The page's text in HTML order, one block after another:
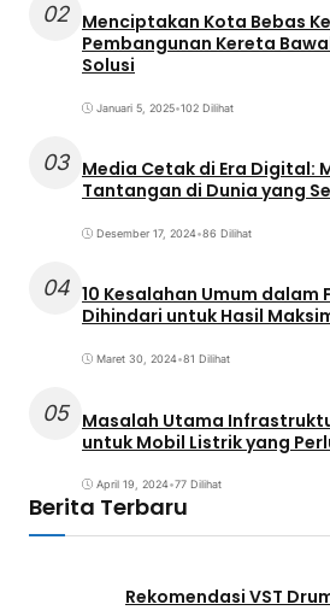
02 Menciptakan Kota Bebas
Pembangunan Kereta
Solusi
Januari 5, 2025•102 Dilihat
03 Media Cetak di Era Digital:
Tantangan di Dunia yang
Desember 17, 2024•86 Dilihat
04 10 Kesalahan Umum dalam
Dihindari untuk Hasil
Maret 30, 2024•81 Dilihat
05 Masalah Utama
untuk Mobil Listrik yang
April 19, 2024•77 Dilihat
Berita Terbaru
Rekomendasi VST